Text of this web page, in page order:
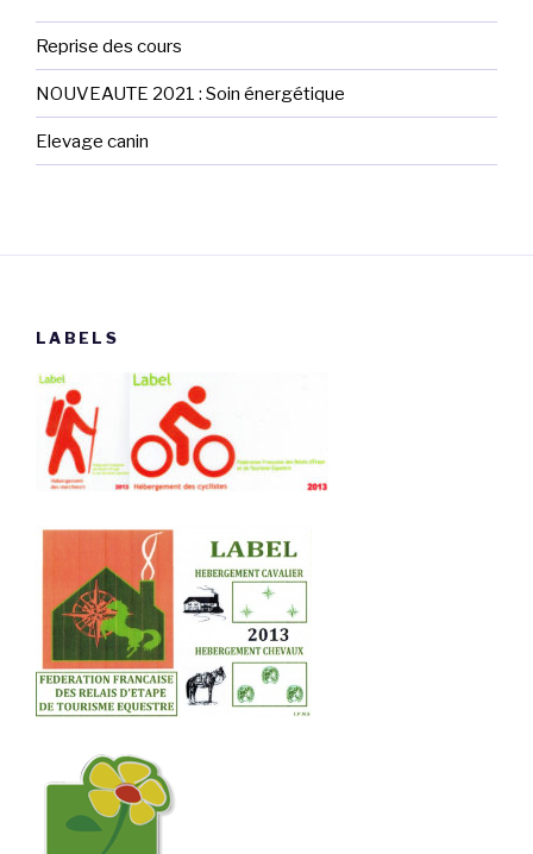
Reprise des cours
NOUVEAUTE 2021 : Soin énergétique
Elevage canin
LABELS